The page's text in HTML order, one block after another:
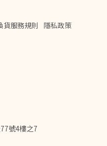
貨服務規則
隱私政策
號4樓之7